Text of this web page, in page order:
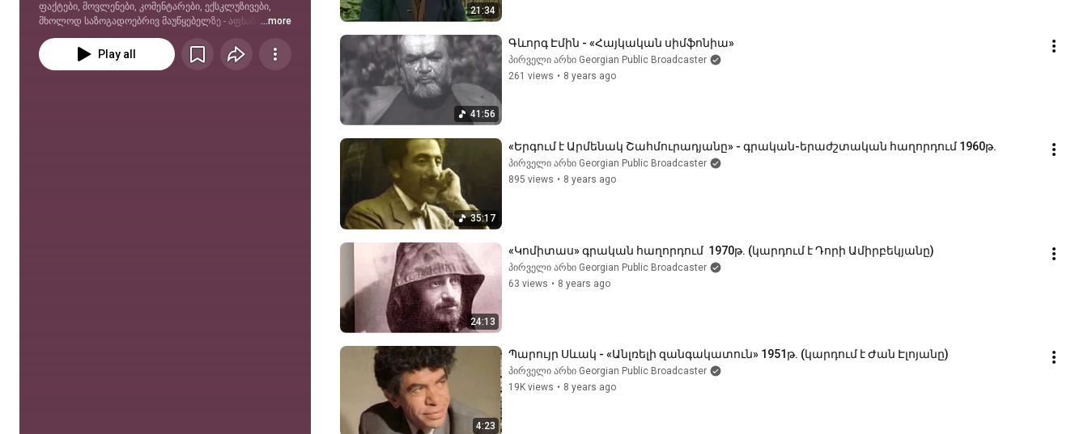
ფაქტები, მოვლენები, კომენტარები, ექსკლუზივები,
მხოლოდ საზოგადოებრივ მაუწყებელზე - აფხაზურად,
ოსურად,სომხურად, აზერბაიჯანულად  და რუსულად!
...more
Play all
21:34
41:56
Գևորգ Էմին - «Հայկական սիմֆոնիա»
პირველი არხი Georgian Public Broadcaster
261 views • 8 years ago
35:17
«Երգում է Արմենակ Շահմուրադյանը» - գրական-երաժշտական հաղորդում 1960թ.
პირველი არხი Georgian Public Broadcaster
895 views • 8 years ago
24:13
«Կոմիտաս» գրական հաղորդում  1970թ. (կարդում է Դորի Ամիրբեկյանը)
პირველი არხი Georgian Public Broadcaster
63 views • 8 years ago
4:23
Պարույր Սևակ - «Անլռելի զանգակատուն» 1951թ. (կարդում է Ժան Էլոյանը)
პირველი არხი Georgian Public Broadcaster
19K views • 8 years ago